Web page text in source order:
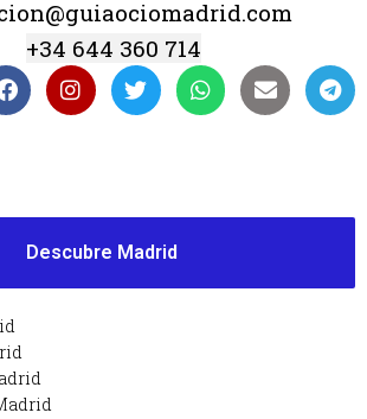
+34 644 360 714
Descubre Madrid